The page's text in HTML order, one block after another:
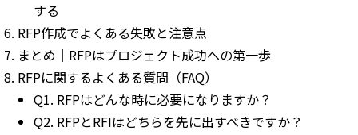
する
RFP作成でよくある失敗と注意点
まとめ｜RFPはプロジェクト成功への第一歩
RFPに関するよくある質問（FAQ）
Q1. RFPはどんな時に必要になりますか？
Q2. RFPとRFIはどちらを先に出すべきですか？